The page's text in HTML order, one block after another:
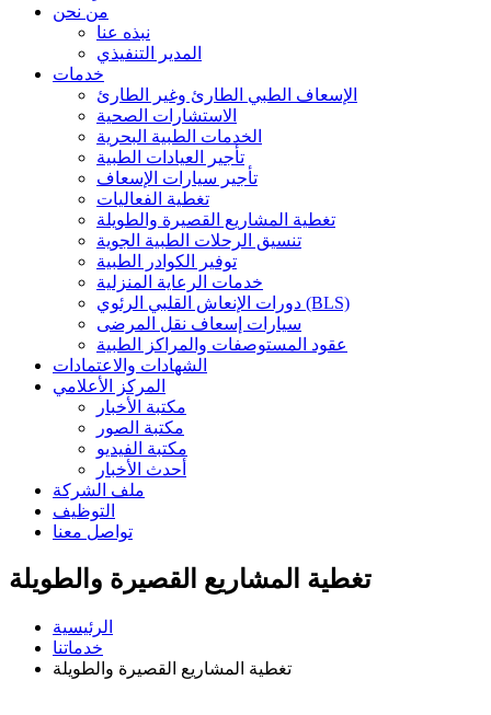
من نحن
نبذه عنا
المدير التنفيذي
خدمات
الإسعاف الطبي الطارئ وغير الطارئ
الاستشارات الصحية
الخدمات الطبية البحرية
تأجير العيادات الطبية
تأجير سيارات الإسعاف
تغطية الفعاليات
تغطية المشاريع القصيرة والطويلة
تنسيق الرحلات الطبية الجوية
توفير الكوادر الطبية
خدمات الرعاية المنزلية
دورات الإنعاش القلبي الرئوي (BLS)
سيارات إسعاف نقل المرضى
عقود المستوصفات والمراكز الطبية
الشهادات والاعتمادات
المركز الأعلامي
مكتبة الأخبار
مكتبة الصور
مكتبة الفيديو
أحدث الأخبار
ملف الشركة
التوظيف
تواصل معنا
تغطية المشاريع القصيرة والطويلة
الرئيسية
خدماتنا
تغطية المشاريع القصيرة والطويلة